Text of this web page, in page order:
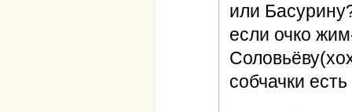
или
если очко
собчачки